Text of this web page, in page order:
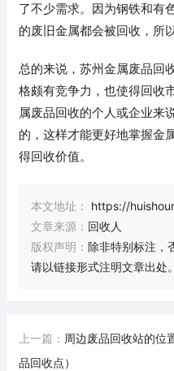
了不少需求。因为钢铁和有
的废旧金属都会被回收，所
总的来说，苏州金属废品回
格颇有竞争力，也使得回收
属废品回收的个人或企业来
的，这样才能更好地掌握金
得回收价值。
本文地址：
https://
文章来源： 回收人
版权声明： 除非特别标注，
请以链接形式注明文章出处。
上一篇： 周边废品回收站的位
品回收点）